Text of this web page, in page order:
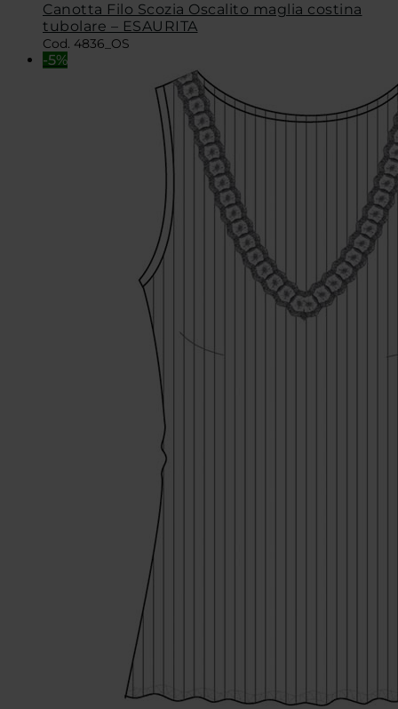
Canotta Filo Scozia Oscalito maglia costina
tubolare – ESAURITA
Cod. 4836_OS
-5%